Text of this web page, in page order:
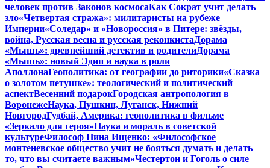
человек против Законов космосаКак Сократ учит делать
зло«Четвертая стража»: милитаристы на рубеже
Империи«Соледар» и «Новороссия» в Питере: звёзды,
война, Русская весна и русская реконкистаДорама
«Мышь»: древнейший детектив и родителиДорама
«Мышь»: новый Эдип и наука в роли
АполлонаГеополитика: от географии до риторики«Сказка
о золотом петушке»: теологический и политический
аспектВесенний подарокГородская антропология в
ВоронежеНаука, Пушкин, Луганск, Нижний
НовгородГудбай, Америка: геополитика в фильме
«Зеркало для героя»Наука и мораль в советской
культуреФилософ Нина Ищенко: «Философское
монтеневское общество учит не бояться думать и делать
то, что вы считаете важным»Честертон и Гоголь о силе